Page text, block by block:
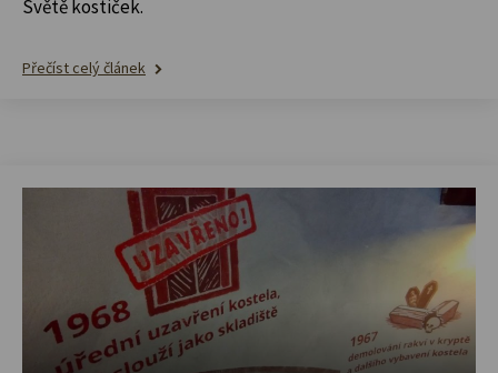
Světě kostiček.
Přečíst celý článek